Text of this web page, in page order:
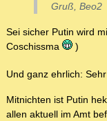
Gruß, Beo2
Sei sicher Putin wird
Coschissma
)
Und ganz ehrlich:
Mitnichten ist Putin
allen aktuell im Amt